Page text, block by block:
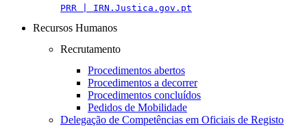
PRR | IRN.Justica.gov.pt
Recursos Humanos
Recrutamento
Procedimentos abertos
Procedimentos a decorrer
Procedimentos concluídos
Pedidos de Mobilidade
Delegação de Competências em Oficiais de Registo